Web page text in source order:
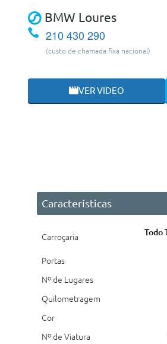
BMW Loures
210 430 290
(custo de chamada fixa nacional)
VER VIDEO
Características
Carroçaria
Todo
Portas
Nº de Lugares
Quilometragem
Cor
Nº de Viatura